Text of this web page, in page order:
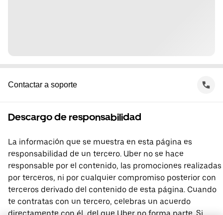
Contactar a soporte
Descargo de responsabilidad
La información que se muestra en esta página es
responsabilidad de un tercero. Uber no se hace
responsable por el contenido, las promociones realizadas
por terceros, ni por cualquier compromiso posterior con
terceros derivado del contenido de esta página. Cuando
te contratas con un tercero, celebras un acuerdo